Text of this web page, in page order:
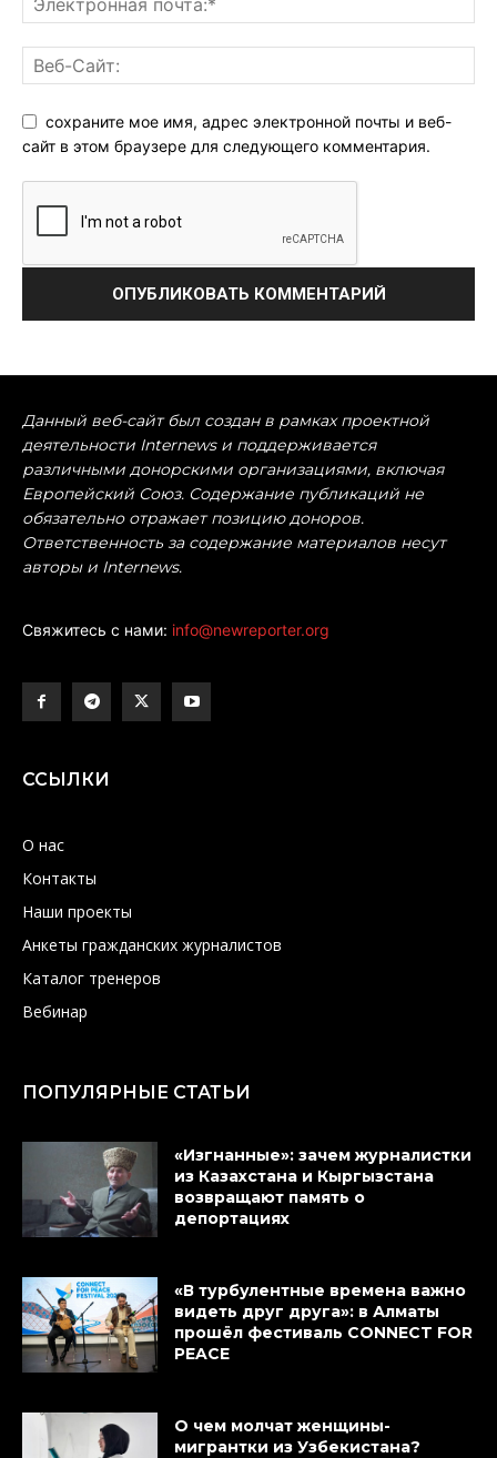
сохраните мое имя, адрес электронной почты и веб-
сайт в этом браузере для следующего комментария.
Данный веб-сайт был создан в рамках проектной
деятельности Internews и поддерживается
различными донорскими организациями, включая
Европейский Союз. Содержание публикаций не
обязательно отражает позицию доноров.
Ответственность за содержание материалов несут
авторы и Internews.
Свяжитесь с нами: info@newreporter.org
ССЫЛКИ
О нас
Контакты
Наши проекты
Анкеты гражданских журналистов
Каталог тренеров
Вебинар
ПОПУЛЯРНЫЕ СТАТЬИ
«Изгнанные»: зачем журналистки
из Казахстана и Кыргызстана
возвращают память о
депортациях
«В турбулентные времена важно
видеть друг друга»: в Алматы
прошёл фестиваль CONNECT FOR
PEACE
О чем молчат женщины-
мигрантки из Узбекистана?